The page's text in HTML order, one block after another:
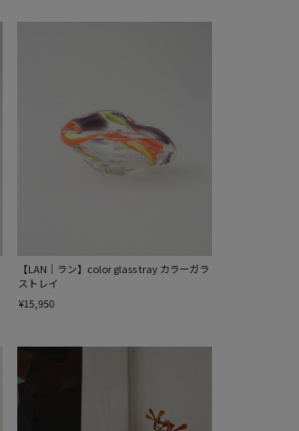
【LAN｜ラン】color glass tray カラーガラ
ストレイ
¥15,950